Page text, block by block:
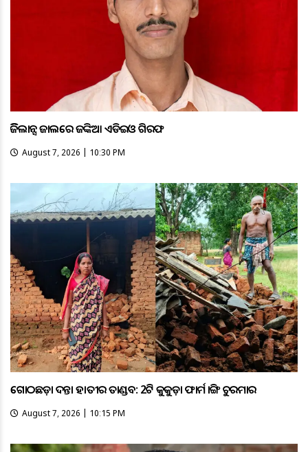
ଭିଜିଲାନ୍ସ ଜାଲରେ ଜଙ୍କିଆ ଏଡିଇଓ ଗିରଫ
August 7, 2026 | 10:30 PM
ଗୋଠଛଡ଼ା ଦନ୍ତା ହାତୀର ତାଣ୍ଡବ: 2ଟି କୁକୁଡ଼ା ଫାର୍ମ ଭାଙ୍ଗି ଚୁରମାର
August 7, 2026 | 10:15 PM